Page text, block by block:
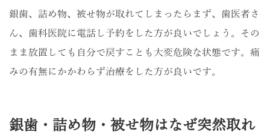
銀歯、詰め物、被せ物が取れてしまったらまず、歯医者さ
ん、歯科医院に電話し予約をした方が良いでしょう。その
まま放置しても自分で戻すことも大変危険な状態です。痛
みの有無にかかわらず治療をした方が良いです。
銀歯・詰め物・被せ物はなぜ突然取れ